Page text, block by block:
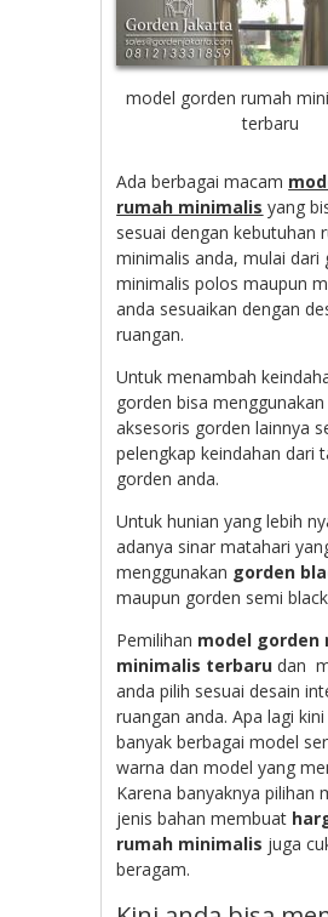
model gorden rumah
terbaru
Ada berbagai macam
rumah minimalis yang
sesuai dengan kebutuhan
minimalis anda, mulai dari
minimalis polos maupun
anda sesuaikan dengan
ruangan.
Untuk menambah
gorden bisa
aksesoris gorden lainnya
pelengkap keindahan dari
gorden anda.
Untuk hunian yang lebih
adanya sinar matahari
menggunakan gorden
maupun gorden semi
Pemilihan model gorden
minimalis terbaru dan
anda pilih sesuai desain
ruangan anda. Apa lagi
banyak berbagai model
warna dan model yang
Karena banyaknya pilihan
jenis bahan membuat
rumah minimalis juga
beragam.